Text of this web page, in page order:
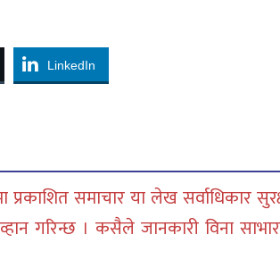
LinkedIn
समाचार या लेख सर्वाधिकार
गरिन्छ । कसैले जानकारी विना